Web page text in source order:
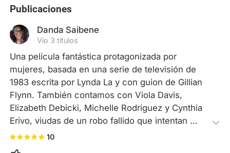
Publicaciones
Danda Saibene
Vio 3 títulos
Una película fantástica protagonizada por
mujeres, basada en una serie de televisión de
1983 escrita por Lynda La y con guion de Gillian
Flynn. También contamos con Viola Davis,
Elizabeth Debicki, Michelle Rodriguez y Cynthia
Erivo, viudas de un robo fallido que intentan
desesperadamente estafar para saldar sus
deudas y asegurar su futuro. La película es muy
10